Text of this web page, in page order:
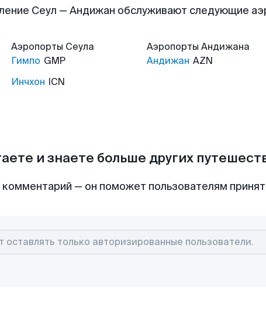
Сеул — Андижан обслуживают следующие
Аэропорты Сеула
Гимпо GMP
Инчхон ICN
Аэропорты Андижана
Андижан AZN
и знаете больше других
комментарий — он поможет пользователям